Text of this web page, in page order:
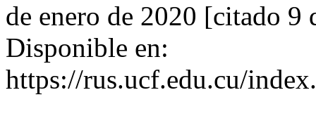
de enero de 2020 [citado
Disponible en:
https://rus.ucf.edu.cu/